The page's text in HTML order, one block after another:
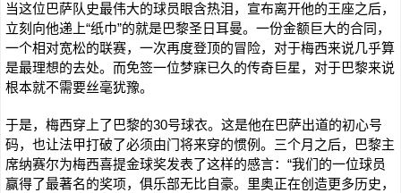
当这位巴萨队史最伟大的球员眼含热泪，宣布离开他的王座之后，
立刻向他递上“纸巾”的就是巴黎圣日耳曼。一份金额巨大的合同，
一个相对宽松的联赛，一次再度登顶的冒险，对于梅西来说几乎算
是最理想的去处。而免签一位梦寐已久的传奇巨星，对于巴黎来说
根本就不需要丝毫犹豫。
于是，梅西穿上了巴黎的30号球衣。这是他在巴萨出道的初心号
码，也让法甲打破了必须由门将来穿的惯例。三个月之后，巴黎主
席纳赛尔为梅西喜提金球奖发表了这样的感言：“我们的一位球员
赢得了最著名的奖项，俱乐部无比自豪。里奥正在创造更多历史，